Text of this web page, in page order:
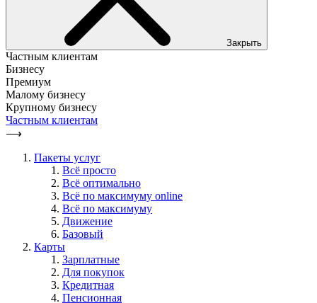
Закрыть
Частным клиентам
Бизнесу
Премиум
Малому бизнесу
Крупному бизнесу
Частным клиентам
⟶
Пакеты услуг
Всё просто
Всё оптимально
Всё по максимуму online
Всё по максимуму
Движение
Базовый
Карты
Зарплатные
Для покупок
Кредитная
Пенсионная